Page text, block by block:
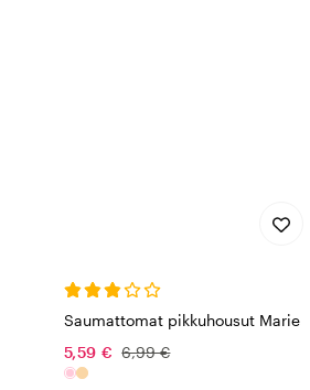
Saumattomat pikkuhousut Marie
5,59 € 6,99 €